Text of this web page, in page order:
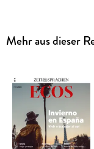
Nachrichten aus
mitlesen, wenn Sie
finden Sie am
Spanisch lernen
Mehr aus dieser